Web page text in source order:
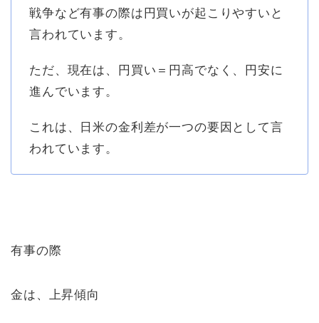
戦争など有事の際は円買いが起こりやすいと
言われています。
ただ、現在は、円買い＝円高でなく、円安に
進んでいます。
これは、日米の金利差が一つの要因として言
われています。
有事の際
金は、上昇傾向